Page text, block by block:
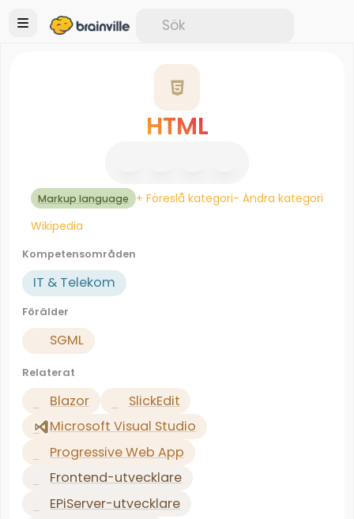
HTML
Markup language + Föreslå kategori- Ändra kategori
Wikipedia
Kompetensområden
IT & Telekom
Förälder
SGML
Relaterat
Blazor
SlickEdit
Microsoft Visual Studio
Progressive Web App
Frontend-utvecklare
EPiServer-utvecklare